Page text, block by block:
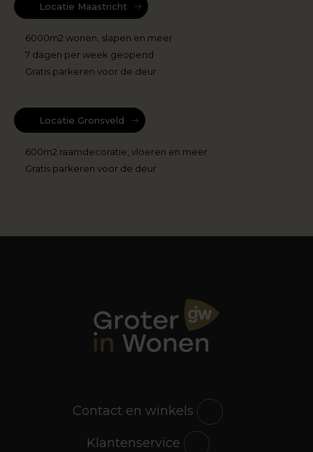
Locatie Maastricht
6000m2 wonen, slapen en meer
7 dagen per week geopend
Gratis parkeren voor de deur
Locatie Gronsveld
600m2 raamdecoratie, vloeren en meer
Gratis parkeren voor de deur
Contact en winkels
Klantenservice